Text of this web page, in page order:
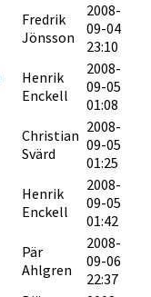
Fredrik
Jönsson
2008-
09-04
23:10
Henrik
Enckell
2008-
09-05
01:08
Christian
Svärd
2008-
09-05
01:25
Henrik
Enckell
2008-
09-05
01:42
Pär
Ahlgren
2008-
09-06
22:37